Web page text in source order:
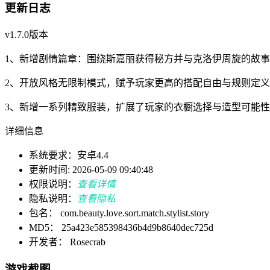
更新日志
v1.7.0版本
1、新增剧情篇章：围绕斯嘉丽获得秘方并与克洛伊周旋的故事
2、开放风格无限制模式，赋予玩家更高的搭配自由与规则定义
3、新增一系列精致服装，扩展了玩家的衣橱选择与造型可能性
详细信息
系统要求：安卓4.4
更新时间: 2026-05-09 09:40:48
权限说明：
查看详情
隐私说明：
查看隐私
包名： com.beauty.love.sort.match.stylist.story
MD5： 25a423e585398436b4d9b8640dec725d
开发者： Rosecrab